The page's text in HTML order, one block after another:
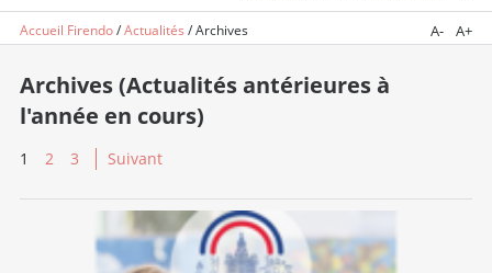
Accueil Firendo/Actualités /Archives A- A+
Archives (Actualités antérieures à
l'année en cours)
1 2 3 Suivant